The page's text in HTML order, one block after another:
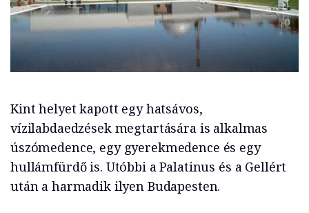
Kint helyet kapott egy hatsávos,
vízilabdaedzések megtartására is alkalmas
úszómedence, egy gyerekmedence és egy
hullámfürdő is. Utóbbi a Palatinus és a Gellért
után a harmadik ilyen Budapesten.